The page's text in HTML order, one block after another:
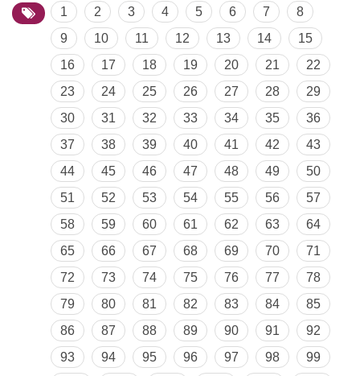
1 2 3 4 5 6 7
8
9
10 11 12 13 14
15
16
17 18 19 20 21
22
23
24 25 26 27 28
29
30
31 32 33 34 35
36
37
38 39 40 41 42
43
44
45 46 47 48 49
50
51
52 53 54 55 56
57
58
59 60 61 62 63
64
65
66 67 68 69 70
71
72
73 74 75 76 77
78
79
80 81 82 83 84
85
86
87 88 89 90 91
92
93
94 95 96 97 98
99